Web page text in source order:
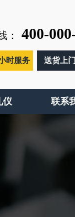
： 400-
时服务 送货上门
仪 联系